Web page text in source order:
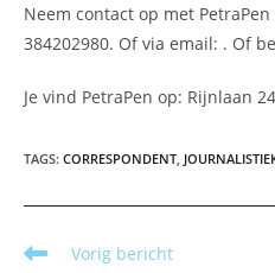
Neem contact op met
384202980. Of via email: . Of
Je vind PetraPen op: Rijnlaan
TAGS: CORRESPONDENT
Lees
Vorig bericht